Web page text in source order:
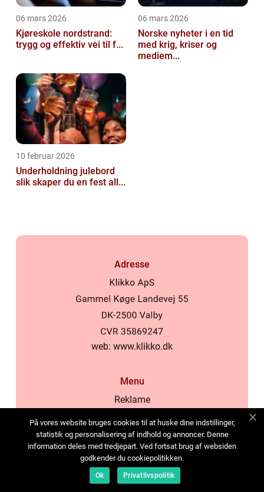
06 mars 2026
Kjøreskole nordstrand:
trygg og effektiv vei til f...
06 mars 2026
Norske nyheter i en tid
med krig, kriser og
mediem...
10 februar 2026
Underholdning julebord
slik skaper du en fest all...
Adresse
web: www.klikko.dk
Menu
Reklame
Cookies
Kontakt Oss
Sitemap
På vores website bruges cookies til at huske dine indstillinger,
statistik og personalisering af indhold og annoncer. Denne
information deles med tredjepart. Ved fortsat brug af websiden
godkender du cookiepolitikken.
Ok Privatlivspolitik